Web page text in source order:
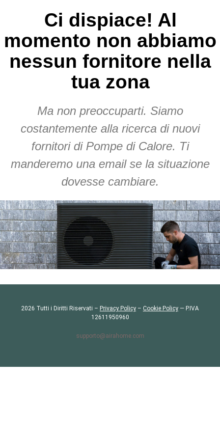
Ci dispiace! Al
momento non abbiamo
nessun fornitore nella
tua zona
Ma non preoccuparti. Siamo
costantemente alla ricerca di nuovi
fornitori di Pompe di Calore. Ti
manderemo una email se la situazione
dovesse cambiare.
2026 Tutti i Diritti Riservati – Privacy Policy – Cookie Policy — P.IVA
12611950960
supporto@airahome.com